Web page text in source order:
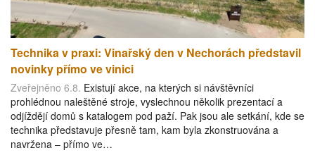
Technika v praxi: Vinařský den v Nechorách představil
novinky přímo ve vinici
Zveřejněno 6.8. Existují akce, na kterých si návštěvníci
prohlédnou naleštěné stroje, vyslechnou několik prezentací a
odjíždějí domů s katalogem pod paží. Pak jsou ale setkání, kde se
technika představuje přesně tam, kam byla zkonstruována a
navržena – přímo ve…